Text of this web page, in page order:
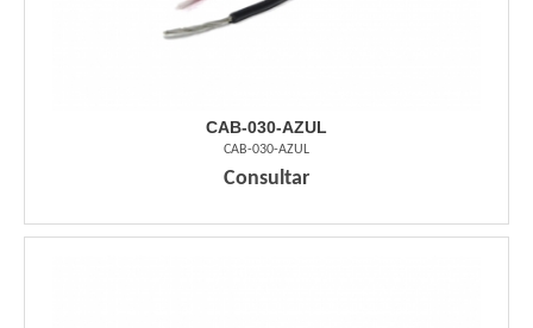
CAB-030-AZUL
CAB-030-AZUL
Consultar